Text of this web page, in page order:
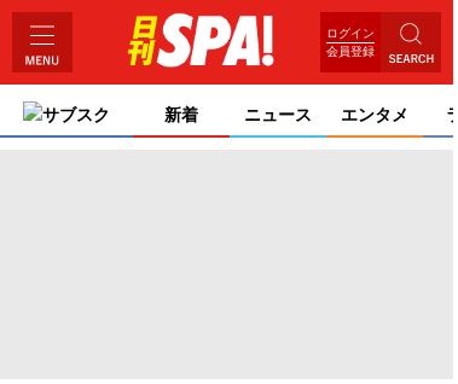
ログイン
会員登録
サブスク 新着 ニュース エンタメ